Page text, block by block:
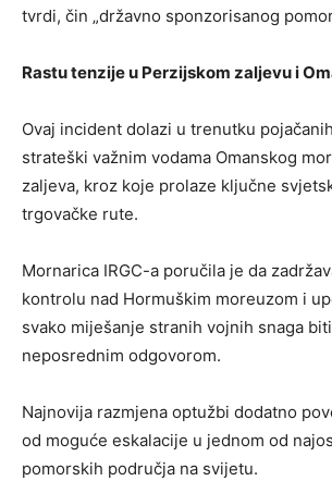
tvrdi, čin „državno sponzorisanog
Rastu tenzije u Perzijskom zaljevu i
Ovaj incident dolazi u trenutku
strateški važnim vodama Omanskog
zaljeva, kroz koje prolaze ključne
trgovačke rute.
Mornarica IRGC-a poručila je da
kontrolu nad Hormuškim moreuzom i
svako miješanje stranih vojnih snaga
neposrednim odgovorom.
Najnovija razmjena optužbi dodatno
od moguće eskalacije u jednom od
pomorskih područja na svijetu.